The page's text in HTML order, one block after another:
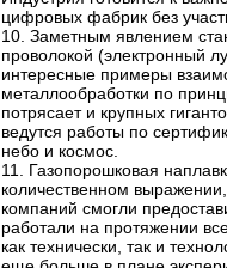
цифровых фабрик без
10. Заметным явлением
проволокой (электронный
интересные примеры
металлообработки по
потрясает и крупных
ведутся работы по
небо и космос.
11. Газопорошковая
количественном
компаний смогли
работали на протяжении
как технически, так и